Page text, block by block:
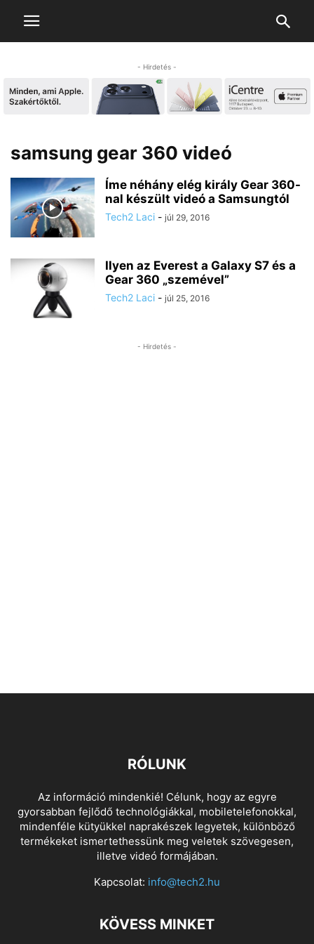
- Hirdetés -
samsung gear 360 videó
Íme néhány elég király Gear 360-
nal készült videó a Samsungtól
Tech2 Laci - júl 29, 2016
Ilyen az Everest a Galaxy S7 és a
Gear 360 „szemével”
Tech2 Laci - júl 25, 2016
- Hirdetés -
RÓLUNK
Az információ mindenkié! Célunk, hogy az egyre
gyorsabban fejlődő technológiákkal, mobiletelefonokkal,
mindenféle kütyükkel naprakészek legyetek, különböző
termékeket ismertethessünk meg veletek szövegesen,
illetve videó formájában.
Kapcsolat: info@tech2.hu
KÖVESS MINKET